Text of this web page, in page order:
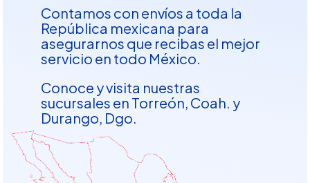
Contamos con envíos a toda la
República mexicana para
asegurarnos que recibas el mejor
servicio en todo México.
Conoce y visita nuestras
sucursales en Torreón, Coah. y
Durango, Dgo.